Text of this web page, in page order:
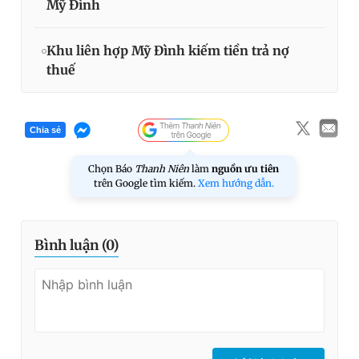
Mỹ Đình
Khu liên hợp Mỹ Đình kiếm tiền trả nợ
thuế
Chia sẻ
Chọn Báo Thanh Niên làm nguồn ưu tiên
trên Google tìm kiếm. Xem hướng dẫn.
Bình luận (0)